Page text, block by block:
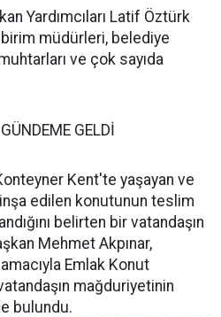
Yardımcıları Latif Öztürk
birim müdürleri, belediye
ve çok sayıda
GELDİ
Kent'te yaşayan ve
edilen konutunun teslim
belirten bir vatandaşın
Mehmet Akpınar,
amacıyla Emlak Konut
mağduriyetinin
bulundu.